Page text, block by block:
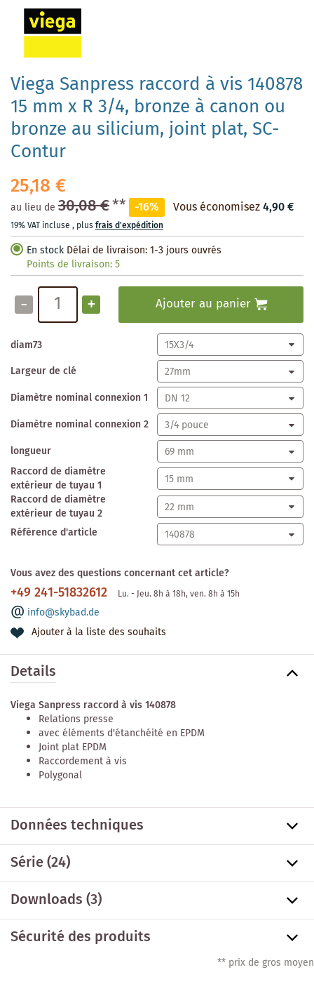
Viega Sanpress raccord à vis 140878
15 mm x R 3/4, bronze à canon ou
bronze au silicium, joint plat, SC-
Contur
25,18 €
au lieu de 30,08 €** -16% Vous économisez4,90 €
19% VAT incluse , plusfrais d'expédition
En stock Délai de livraison: 1-3 jours ouvrés
Points de livraison:5
- + Ajouter au panier
diam73
Largeur de clé
Diamètre nominal connexion 1
Diamètre nominal connexion 2
longueur
Raccord de diamètre
extérieur de tuyau 1
Raccord de diamètre
extérieur de tuyau 2
Référence d'article
Vous avez des questions concernant cet article?
+49 241-51832612 Lu. - Jeu. 8h à 18h, ven. 8h à 15h
info@skybad.de
Ajouter à la liste des souhaits
images
gallery
Details
Viega Sanpress raccord à vis 140878
Relations presse
avec éléments d'étanchéité en EPDM
Joint plat EPDM
Raccordement à vis
Polygonal
Données techniques
Série(24)
Downloads (3)
Sécurité des produits
** prix de gros moyen